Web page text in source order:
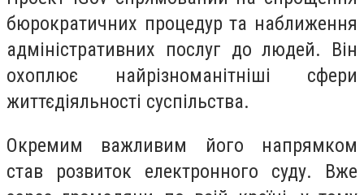
бюрократичних процедур та наближення
адміністративних послуг до людей. Він
охоплює найрізноманітніші сфери
життєдіяльності суспільства.
Окремим важливим його напрямком
став розвиток електронного суду. Вже